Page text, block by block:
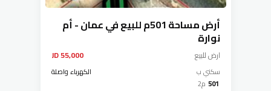
أرض مساحة 501م للبيع في عمان - أم
نوارة
ارضللبيع 55,000 JD
سكني ب
الكهرباء واصلة
501 م2